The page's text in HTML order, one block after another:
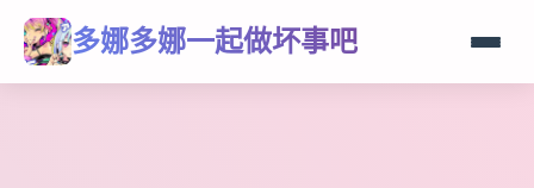
多娜多娜一起做坏事吧